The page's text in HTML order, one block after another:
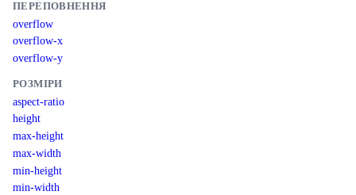
ПЕРЕПОВНЕННЯ
overflow
overflow-x
overflow-y
РОЗМІРИ
aspect-ratio
height
max-height
max-width
min-height
min-width